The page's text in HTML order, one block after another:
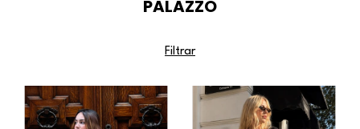
PALAZZO
Filtrar